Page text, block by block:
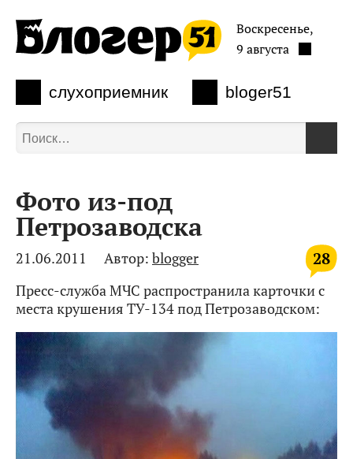
слухоприемник bloger51
Воскресенье,
9 августа
Фото из-под
Петрозаводска
28
21.06.2011 Автор: blogger
Пресс-служба МЧС распространила карточки с
места крушения ТУ-134 под Петрозаводском: